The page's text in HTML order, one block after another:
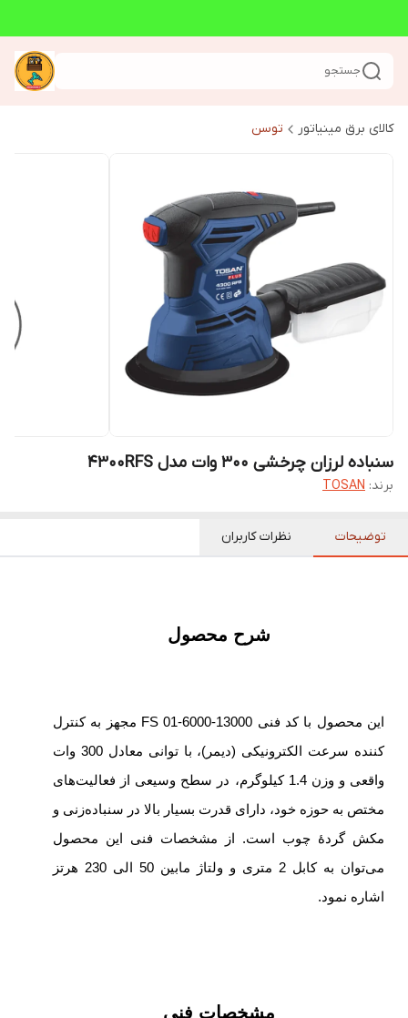
جستجو
کالای برق مینیاتور توسن
سنباده لرزان چرخشی 300 وات مدل 4300RFS
برند: TOSAN
توضیحات نظرات کاربران
شرح محصول
این محصول با کد فنی FS 01-6000-13000 مجهز به کنترل
کننده سرعت الکترونیکی (دیمر)، با توانی معادل 300 وات
واقعی و وزن 1.4 کیلوگرم، در سطح وسیعی از فعالیت‌های
مختص به حوزه خود، دارای قدرت بسیار بالا در سنباده‌زنی و
مکش گردۀ چوب است. از مشخصات فنی این محصول
می‌توان به کابل 2 متری و ولتاژ مابین 50 الی 230 هرتز
اشاره نمود.
مشخصات فنی